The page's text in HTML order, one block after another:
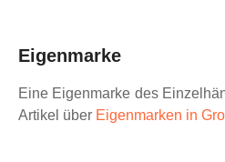
Eigenmarke
Eine Eigenmarke des
Artikel über Eigenmarken in